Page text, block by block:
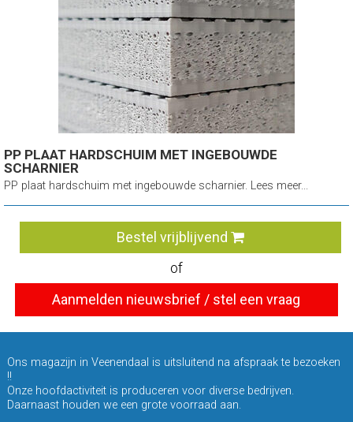
PP PLAAT HARDSCHUIM MET INGEBOUWDE
SCHARNIER
PP plaat hardschuim met ingebouwde scharnier. Lees meer...
Bestel vrijblijvend
of
Aanmelden nieuwsbrief / stel een vraag
Ons magazijn in Veenendaal is uitsluitend na afspraak te bezoeken
!!
Onze hoofdactiviteit is produceren voor diverse bedrijven.
Daarnaast houden we een grote voorraad aan.